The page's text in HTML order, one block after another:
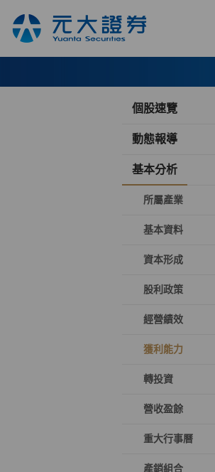
個股速覽
動態報導
基本分析
所屬產業
基本資料
資本形成
股利政策
經營績效
獲利能力
轉投資
營收盈餘
重大行事曆
產銷組合